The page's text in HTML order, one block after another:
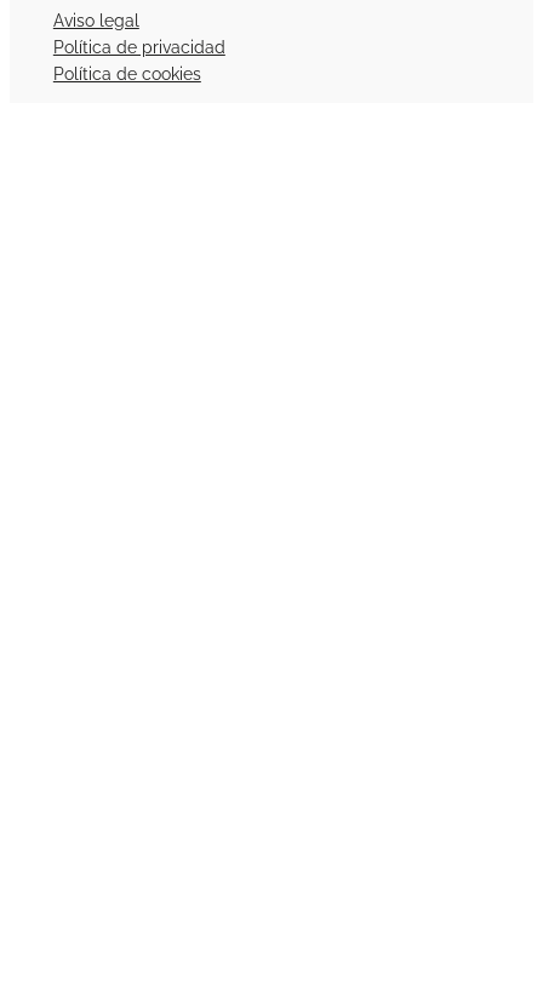
Aviso legal
Política de privacidad
Política de cookies